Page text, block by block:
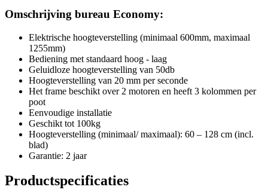
Omschrijving bureau Economy:
Elektrische hoogteverstelling (minimaal 600mm, maximaal
1255mm)
Bediening met standaard hoog - laag
Geluidloze hoogteverstelling van 50db
Hoogteverstelling van 20 mm per seconde
Het frame beschikt over 2 motoren en heeft 3 kolommen per
poot
Eenvoudige installatie
Geschikt tot 100kg
Hoogteverstelling (minimaal/ maximaal): 60 – 128 cm (incl.
blad)
Garantie: 2 jaar
Productspecificaties